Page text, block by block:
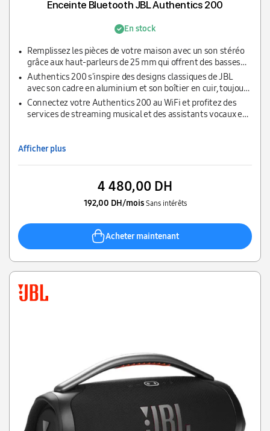
Enceinte Bluetooth JBL Authentics 200
En stock
Remplissez les pièces de votre maison avec un son stéréo
grâce aux haut-parleurs de 25 mm qui offrent des basses
profondes et garantissent un équilibre audio quel que soit
la musique
Authentics 200 s'inspire des designs classiques de JBL
avec son cadre en aluminium et son boîtier en cuir, toujours
accompagné d'un son JBL de qualité
Connectez votre Authentics 200 au WiFi et profitez des
services de streaming musical et des assistants vocaux en
Afficher plus
4 480,00 DH
192,00 DH/mois Sans intérêts
Acheter maintenant